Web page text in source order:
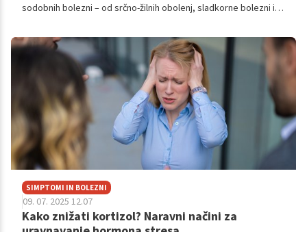
sodobnih bolezni – od srčno-žilnih obolenj, sladkorne bolezni in
SIMPTOMI IN BOLEZNI
09. 07. 2025 12.07
Kako znižati kortizol? Naravni načini za